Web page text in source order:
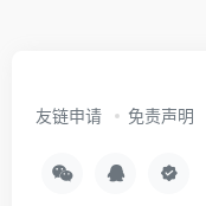
友链申请 免责声明